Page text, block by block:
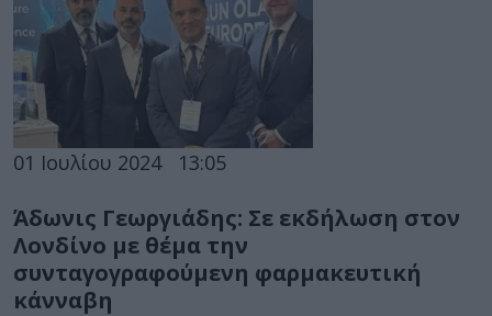
01 Ιουλίου 2024 13:05
Άδωνις Γεωργιάδης: Σε εκδήλωση στον
Λονδίνο με θέμα την
συνταγογραφούμενη φαρμακευτική
κάνναβη